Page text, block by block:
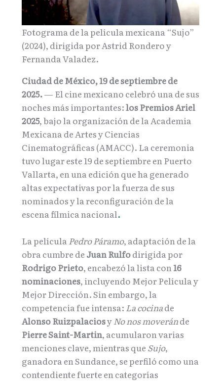
Fotograma de la película mexicana “Sujo”
(2024), dirigida por Astrid Rondero y
Fernanda Valadez.
Ciudad de México, 19 de septiembre de
2025.— El cine mexicano celebró una de sus
noches más importantes:los Premios Ariel
2025, bajo la organización de la Academia
Mexicana de Artes y Ciencias
Cinematográficas (AMACC). La ceremonia
tuvo lugar este 19 de septiembre en Puerto
Vallarta, en una edición que ha generado
altas expectativas por la fuerza de sus
nominados y la reconfiguración de la
escena fílmica nacional.
La películaPedro Páramo, adaptación de la
obra cumbre de Juan Rulfodirigida por
Rodrigo Prieto, encabezó la lista con16
nominaciones, incluyendo Mejor Película y
Mejor Dirección. Sin embargo, la
competencia fue intensa: La cocinade
Alonso RuizpalaciosyNo nos moveránde
Pierre Saint-Martin, acumularon varias
menciones clave, mientras que Sujo,
ganadora en Sundance, se perfiló como una
contendiente fuerte en categorías